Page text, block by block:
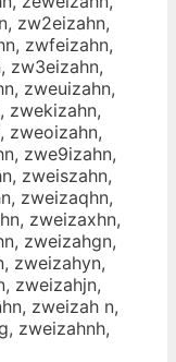
zw2eizahn,
zwfeizahn,
zw3eizahn,
zweuizahn,
zwekizahn,
zweoizahn,
zwe9izahn,
zweiszahn,
zweizaqhn,
zweizaxhn,
zweizahgn,
zweizahyn,
zweizahjn,
zweizah n,
zweizahnh,